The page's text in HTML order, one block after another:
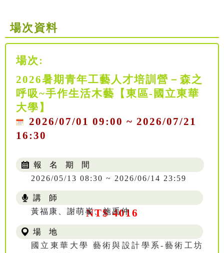
場次資料
場次:
2026暑期青年工藝人才培訓營－森之
呼吸~手作生活木藝【東區-國立東華
大學】
2026/07/01 09:00 ~ 2026/07/21
16:30
NT$ 4016
報 名 期 間
2026/05/13 08:30 ~ 2026/06/14 23:59
講 師
黃福康、謝萌峯、施禹仲
場 地
國立東華大學 藝術與設計學系-藝術工坊